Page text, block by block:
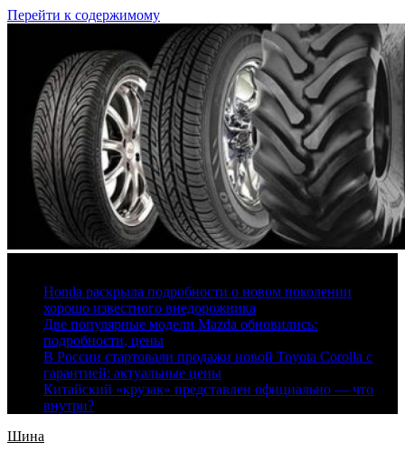
Перейти к содержимому
Honda раскрыла подробности о новом поколении
хорошо известного внедорожника
Две популярные модели Mazda обновились:
подробности, цены
В России стартовали продажи новой Toyota Corolla с
гарантией: актуальные цены
Китайский «крузак» представлен официально — что
внутри?
Шина